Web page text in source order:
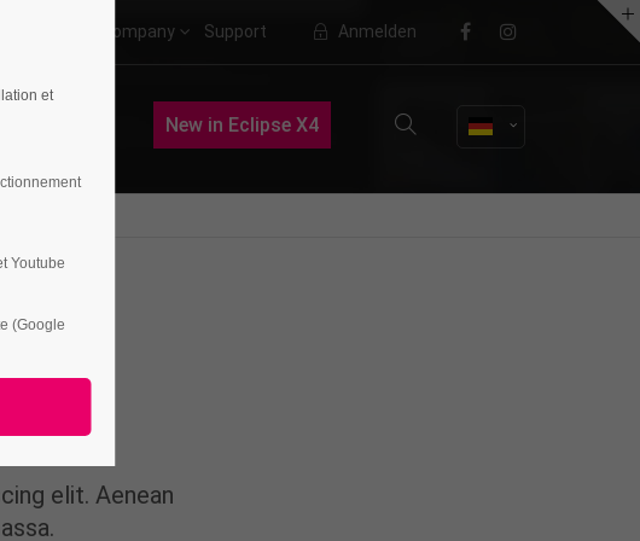
94102
Lorem ipsum dolor sit amet,
Company Support Anmelden
New in Eclipse X4
elit. Aenean
et
Youtube
(Google